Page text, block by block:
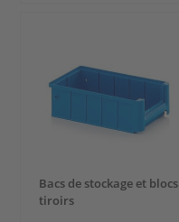
Bacs de stockage et blocs
tiroirs